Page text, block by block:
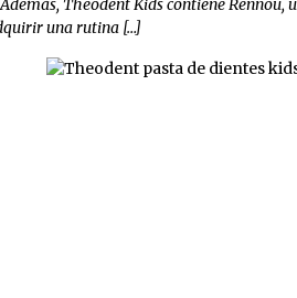
Theodent Kids contiene
una rutina […]